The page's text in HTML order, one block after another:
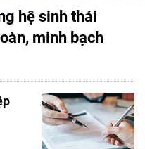
hệ sinh thái
minh bạch